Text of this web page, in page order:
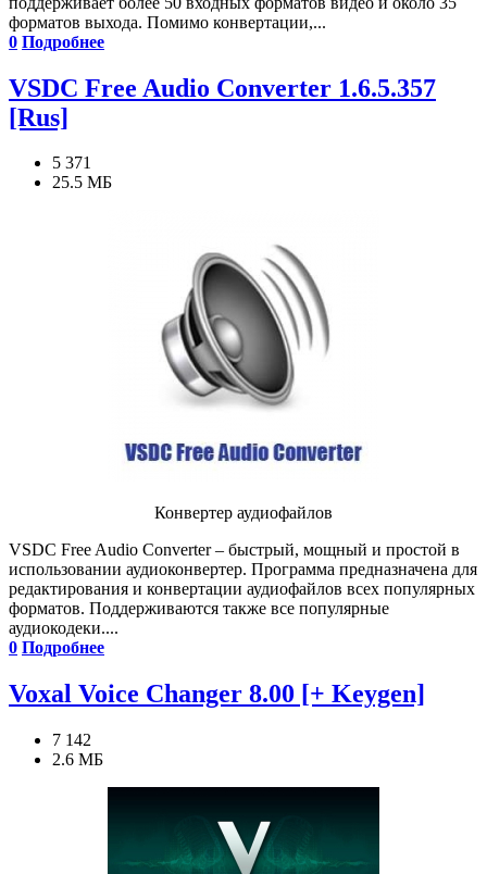
форматов выхода. Помимо конвертации,...
0 Подробнее
VSDC Free Audio Converter 1.6.5.357
[Rus]
5 371
25.5 МБ
Конвертер аудиофайлов
VSDC Free Audio Converter – быстрый, мощный и простой в
использовании аудиоконвертер. Программа предназначена для
редактирования и конвертации аудиофайлов всех популярных
форматов. Поддерживаются также все популярные
аудиокодеки....
0 Подробнее
Voxal Voice Changer 8.00 [+ Keygen]
7 142
2.6 МБ